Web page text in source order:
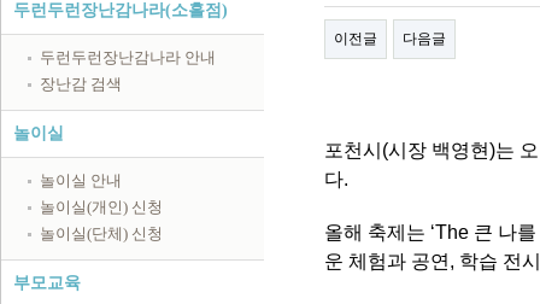
두런두런장난감나라(소흘점)
두런두런장난감나라 안내
장난감 검색
놀이실
놀이실 안내
놀이실(개인) 신청
놀이실(단체) 신청
부모교육
이전글 다음글
포천시(시장 백영현)는
다.
올해 축제는 ‘The 큰 나
운 체험과 공연, 학습 전